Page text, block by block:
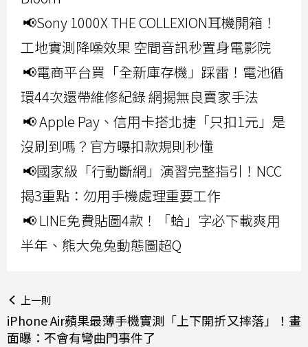
📢Sony 1000X THE COLLEXION耳機開箱！
工地實測降噪效果 空間音訊秒置身電影院
📢電商平台買「全新庫存機」踩雷！電池循
環44次還帶維修紀錄 網揭無良賣家手法
📢 Apple Pay、信用卡搭北捷「只扣1元」是
沒刷到嗎？官方曝扣款規則秒懂
📢國家級「行動斷網」演習完整指引！NCC
揭3重點：勿用手機處理重要工作
📢 LINE免費貼圖4款！「蛤」字必下載爽用
半年、熊大兔兔動態圖超Q
上一則
iPhone Air蘋果最薄手機實測「上下開折又摔落」！畫
面曝：不會有彎曲門事件了